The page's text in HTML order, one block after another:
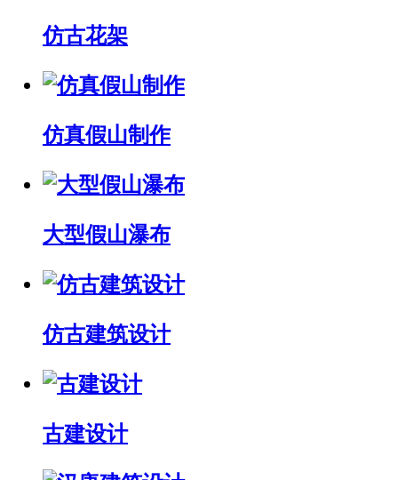
仿古花架
仿真假山制作
大型假山瀑布
仿古建筑设计
古建设计